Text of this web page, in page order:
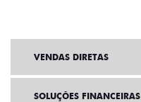
VENDAS DIRETAS
SOLUÇÕES FINANCEIRAS